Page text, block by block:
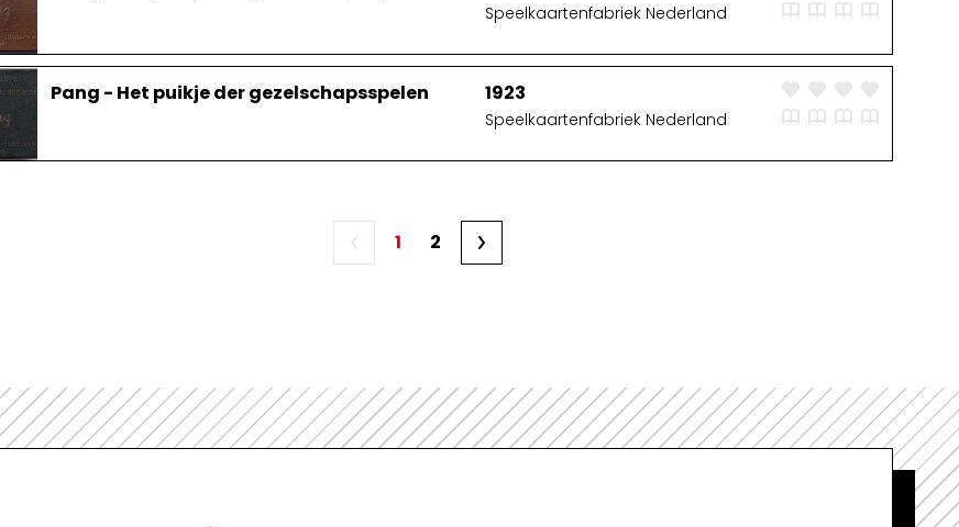
Speelkaartenfabriek Nederland
Pang - Het puikje der gezelschapsspelen 1923
Speelkaartenfabriek Nederland
1 2